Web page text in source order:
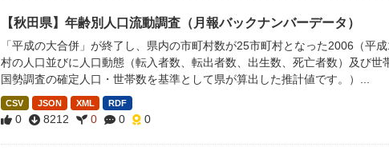
【秋田県】年齢別人口流動調査（月報バックナンバーデータ）
「平成の大合併」が終了し、県内の市町村数が25市町村となった2006（平
村の人口並びに人口動態（転入者数、転出者数、出生数、死亡者数）及び世
国勢調査の確定人口・世帯数を基準として県が算出した推計値です。）...
CSV JSON XML RDF
0 8212 0 0 0